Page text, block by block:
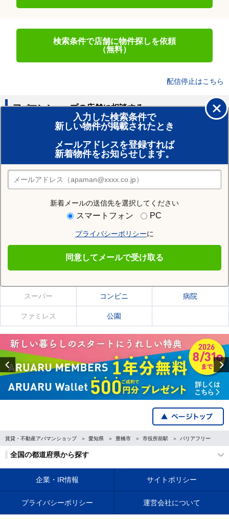
検索条件で店舗に物件探しを依頼
（無料）
配信停止はこちら
入力した検索条件で
新しい物件が掲載されたとき
メールアドレスを登録すれば
新着物件をお知らせします。
新着メールの送信先を選択してください
スマートフォン PC
プライバシーポリシーに
同意してメールで受け取る
アパマンショップの店舗に相談する
賃貸のプロがお部屋探し！
おまかせ物件リクエスト
住みたい街の店舗を探す
店舗検索
住む街研究所で市役所前駅の情報を見る
市役所前駅の施設一覧
スーパー コンビニ 病院
ファミレス 公園
Previous
賃貸・不動産アパマンショップ 愛知県 豊橋市 市役所前駅 バリアフリー
全国の都道府県から探す
企業・IR情報 サイトポリシー
プライバシーポリシー 運営会社について